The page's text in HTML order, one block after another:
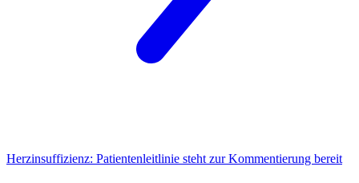
Herzinsuffizienz: Patientenleitlinie steht zur Kommentierung bereit